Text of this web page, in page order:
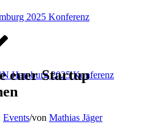
2025 Konferenz
Hamburg 2025 Konferenz
euer Startup
Events/von Mathias Jäger